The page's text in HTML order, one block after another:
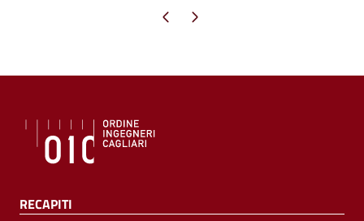
Pagina precedente
Pagina successiva
RECAPITI